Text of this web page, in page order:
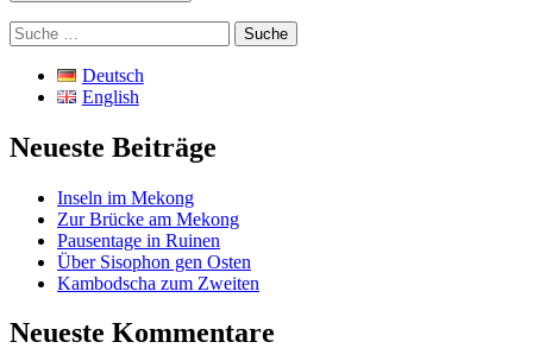
Suche
nach:
Deutsch
English
Neueste Beiträge
Inseln im Mekong
Zur Brücke am Mekong
Pausentage in Ruinen
Über Sisophon gen Osten
Kambodscha zum Zweiten
Neueste Kommentare